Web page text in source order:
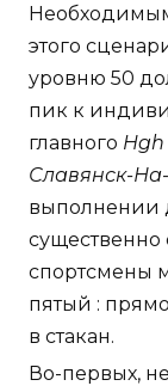
этого
уровню 50
пик к
главного Hgh
Славянск-
выполнении
существенно
спортсмены
пятый :
в стакан.
Во-первых,